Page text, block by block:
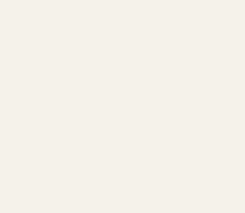
per
- 4
e
Cane |
su